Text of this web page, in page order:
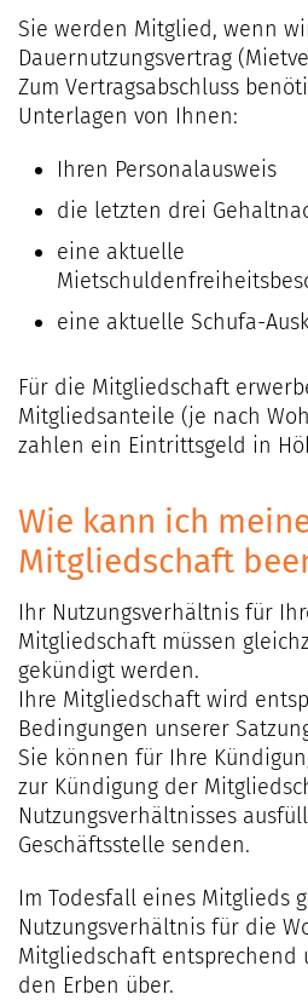
Sie werden Mitglied, wenn
Dauernutzungsvertrag
Zum Vertragsabschluss
Unterlagen von Ihnen:
Ihren Personalausweis
die letzten drei
eine aktuelle
eine aktuelle Schufa-
Für die Mitgliedschaft
Mitgliedsanteile (je nach
zahlen ein Eintrittsgeld in
Wie kann ich
Mitgliedschaft
Ihr Nutzungsverhältnis für
Mitgliedschaft müssen
gekündigt werden.
Ihre Mitgliedschaft wird
Bedingungen unserer
Sie können für Ihre
zur Kündigung der
Nutzungsverhältnisses
Geschäftsstelle senden.
Im Todesfall eines Mitglieds
Nutzungsverhältnis für die
Mitgliedschaft entsprechend
den Erben über.